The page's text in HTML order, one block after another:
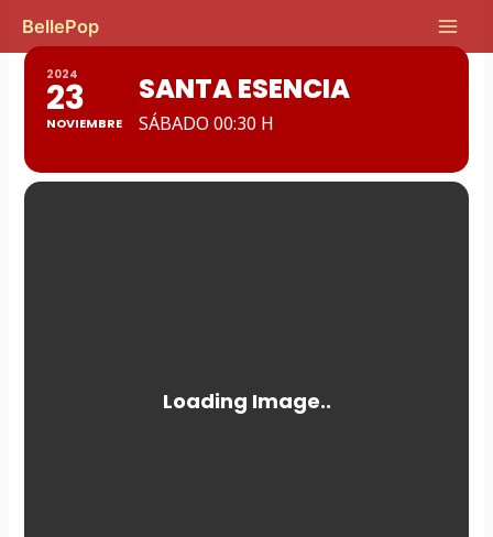
contenido
BellePop
Main
2024
23
NOVIEMBRE
SANTA ESENCIA
SÁBADO 00:30 H